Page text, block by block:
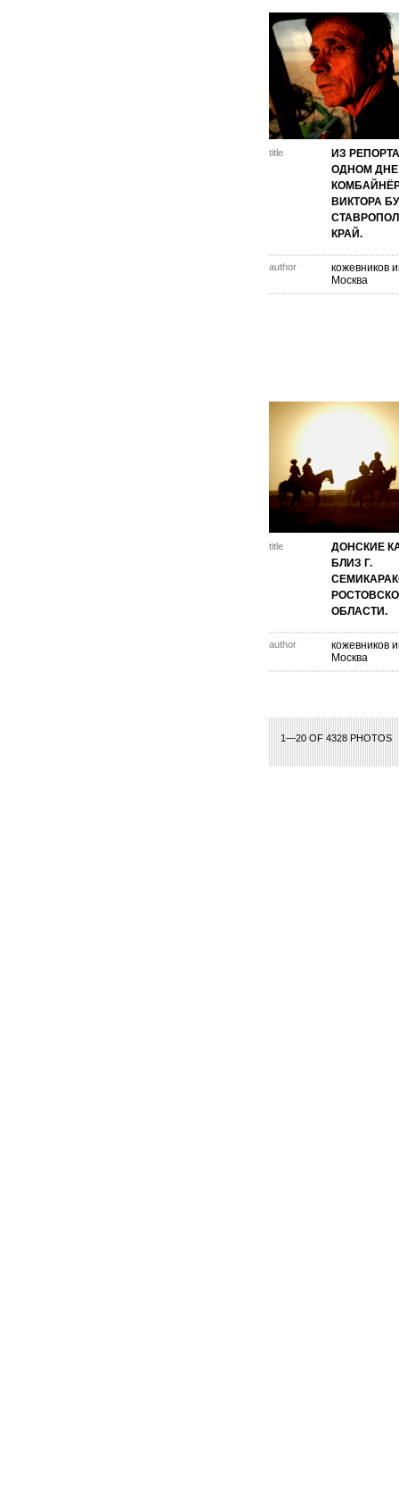
title
ИЗ
ОДНОМ ДНЕ
ВИКТОРА
КРАЙ.
author
кожевников
Москва
title
ДОНСКИЕ
БЛИЗ Г.
ОБЛАСТИ.
author
кожевников
Москва
1—20 OF 4328 PHOTOS